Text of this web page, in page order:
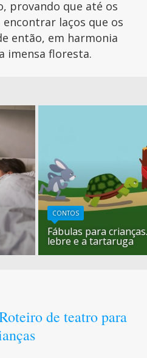
provando que até os
laços que os
então, em harmonia
imensa floresta.
CONTOS
Fábulas para
lebre e a tartaruga
de teatro para